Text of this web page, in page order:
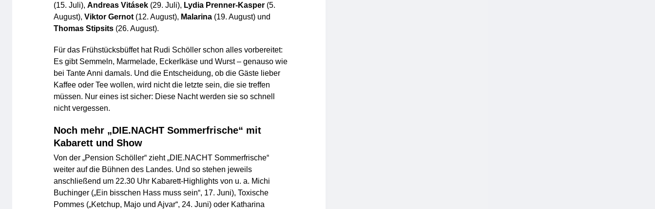
(15. Juli),Andreas Vitásek (29. Juli), Lydia Prenner-Kasper (5.
August),Viktor Gernot (12. August), Malarina (19. August) und
Thomas Stipsits (26. August).
Für das Frühstücksbüffet hat Rudi Schöller schon alles vorbereitet:
Es gibt Semmeln, Marmelade, Eckerlkäse und Wurst – genauso wie
bei Tante Anni damals. Und die Entscheidung, ob die Gäste lieber
Kaffee oder Tee wollen, wird nicht die letzte sein, die sie treffen
müssen. Nur eines ist sicher: Diese Nacht werden sie so schnell
nicht vergessen.
Noch mehr „DIE.NACHT Sommerfrische“ mit
Kabarett und Show
Von der „Pension Schöller“ zieht „DIE.NACHT Sommerfrische“
weiter auf die Bühnen des Landes. Und so stehen jeweils
anschließend um 22.30 Uhr Kabarett-Highlights von u. a. Michi
Buchinger („Ein bisschen Hass muss sein“, 17. Juni), Toxische
Pommes („Ketchup, Majo und Ajvar“, 24. Juni) oder Katharina